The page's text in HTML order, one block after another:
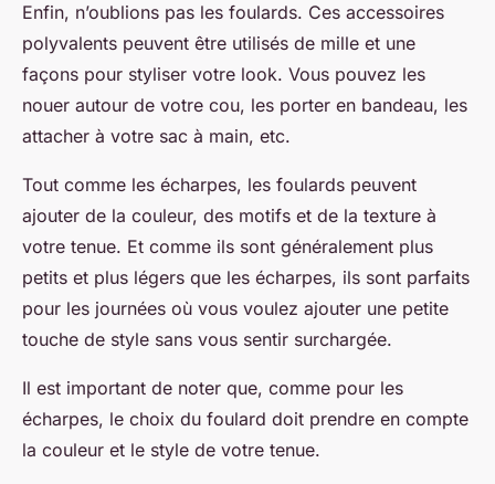
Enfin, n’oublions pas les foulards. Ces accessoires
polyvalents peuvent être utilisés de mille et une
façons pour styliser votre look. Vous pouvez les
nouer autour de votre cou, les porter en bandeau, les
attacher à votre sac à main, etc.
Tout comme les écharpes, les foulards peuvent
ajouter de la couleur, des motifs et de la texture à
votre tenue. Et comme ils sont généralement plus
petits et plus légers que les écharpes, ils sont parfaits
pour les journées où vous voulez ajouter une petite
touche de style sans vous sentir surchargée.
Il est important de noter que, comme pour les
écharpes, le choix du foulard doit prendre en compte
la couleur et le style de votre tenue.